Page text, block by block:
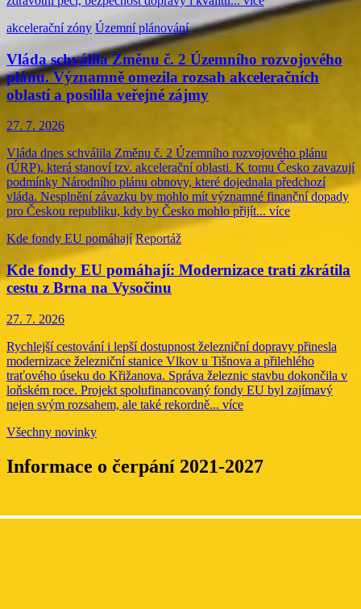
akcelerační zóny Územní plánování
Vláda schválila Změnu č. 2 Územního rozvojového
plánu. Významně omezila rozsah akceleračních
oblastí a posílila veřejné zájmy
27. 7. 2026
Vláda dnes schválila Změnu č. 2 Územního rozvojového plánu
(ÚRP), která stanoví tzv. akcelerační oblasti. K tomu Česko zavazují
podmínky Národního plánu obnovy, které dojednala předchozí
vláda. Nesplnění závazku by mohlo mít významné finanční dopady
pro Českou republiku, kdy by Česko mohlo přijít... více
Kde fondy EU pomáhají Reportáž
Kde fondy EU pomáhají: Modernizace trati zkrátila
cestu z Brna na Vysočinu
27. 7. 2026
Rychlejší cestování i lepší dostupnost železniční dopravy přinesla
modernizace železniční stanice Vlkov u Tišnova a přilehlého
traťového úseku do Křižanova. Správa železnic stavbu dokončila v
loňském roce. Projekt spolufinancovaný fondy EU byl zajímavý
nejen svým rozsahem, ale také rekordně... více
Všechny novinky
Informace o čerpání 2021-2027